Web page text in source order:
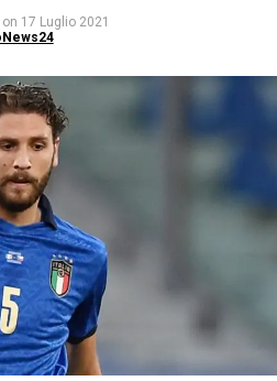
on 17 Luglio 2021